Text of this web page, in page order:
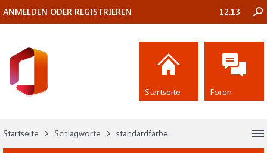
Startseite Schlagworte standardfarbe
ANMELDEN ODER REGISTRIEREN 12:13
Startseite Foren